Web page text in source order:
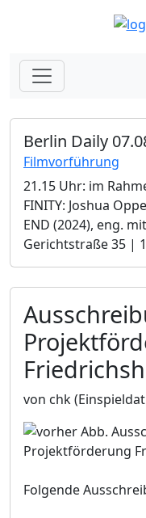
Berlin Daily
Filmvorführung
21.15 Uhr: im
FINITY: Joshua
END (2024), eng.
Gerichtstraße 35 |
von chk
Folgende